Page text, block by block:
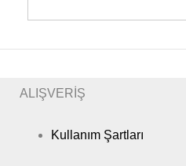
ALIŞVERİŞ
Kullanım Şartları